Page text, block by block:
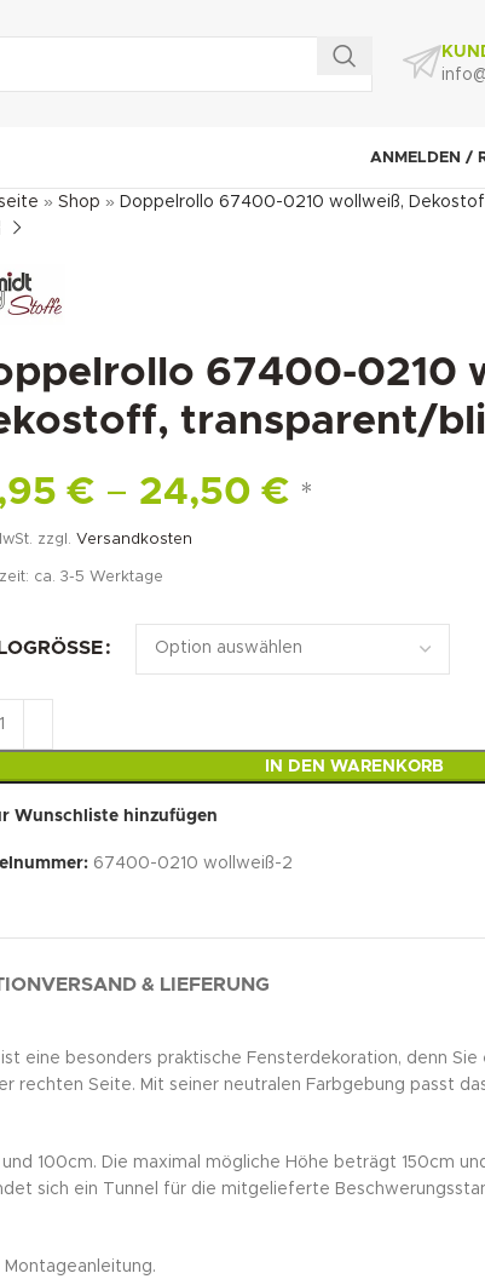
ANMELDEN /
» Shop » Doppelrollo 67400-0210 wollweiß,
67400-0210
transparent/
€ – 24,50€ *
zzgl. Versandkosten
ca. 3-5 Werktage
IN DEN WARENKORB
Wunschliste hinzufügen
67400-0210 wollweiß-2
VERSAND & LIEFERUNG
eine besonders praktische Fensterdekoration, denn
Seite. Mit seiner neutralen Farbgebung passt
100cm. Die maximal mögliche Höhe beträgt 150cm
sich ein Tunnel für die mitgelieferte